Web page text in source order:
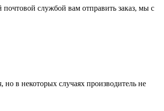
службой вам отправить заказ, мы с
в некоторых случаях производитель не